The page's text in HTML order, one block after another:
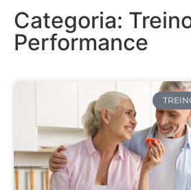
Categoria:
Performance